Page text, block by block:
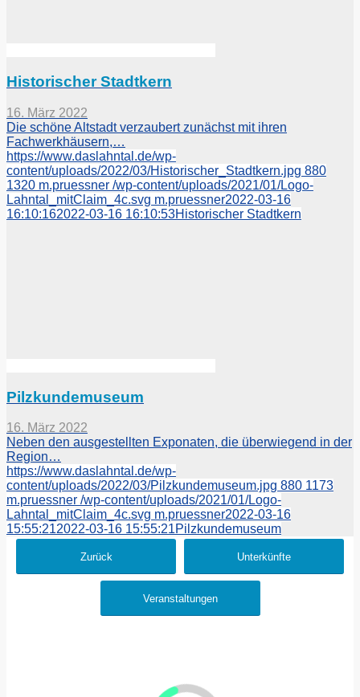
Historischer Stadtkern
16. März 2022
Die schöne Altstadt verzaubert zunächst mit ihren
Fachwerkhäusern,…
https://www.daslahntal.de/wp-
content/uploads/2022/03/Historischer_Stadtkern.jpg 880
1320 m.pruessner /wp-content/uploads/2021/01/Logo-
Lahntal_mitClaim_4c.svg m.pruessner2022-03-16
16:10:162022-03-16 16:10:53Historischer Stadtkern
Pilzkundemuseum
16. März 2022
Neben den ausgestellten Exponaten, die überwiegend in der
Region…
https://www.daslahntal.de/wp-
content/uploads/2022/03/Pilzkundemuseum.jpg 880 1173
m.pruessner /wp-content/uploads/2021/01/Logo-
Lahntal_mitClaim_4c.svg m.pruessner2022-03-16
15:55:212022-03-16 15:55:21Pilzkundemuseum
Zurück Unterkünfte
Veranstaltungen